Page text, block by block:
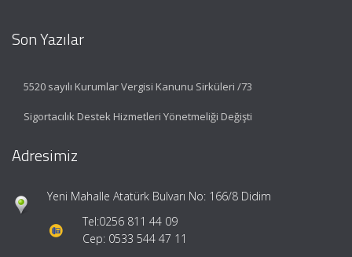
Son Yazılar
5520 sayılı Kurumlar Vergisi Kanunu Sirküleri /73
Sigortacılık Destek Hizmetleri Yönetmeliği Değişti
Adresimiz
Yeni Mahalle Atatürk Bulvarı No: 166/8 Didim
Tel:0256 811 44 09
Cep: 0533 544 47 11